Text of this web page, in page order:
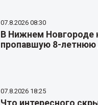
07.8.2026 08:30
В Нижнем Новгороде
пропавшую 8-летнюю
07.8.2026 18:25
Что интересного